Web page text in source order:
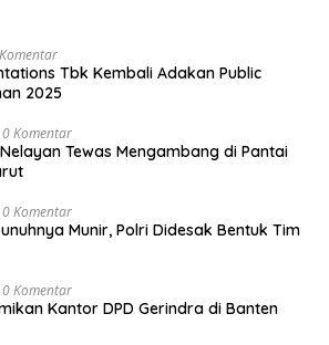
Tbk Kembali Adakan Public
2025
0 Komentar
Tewas Mengambang di Pantai
0 Komentar
Munir, Polri Didesak Bentuk Tim
0 Komentar
Kantor DPD Gerindra di Banten